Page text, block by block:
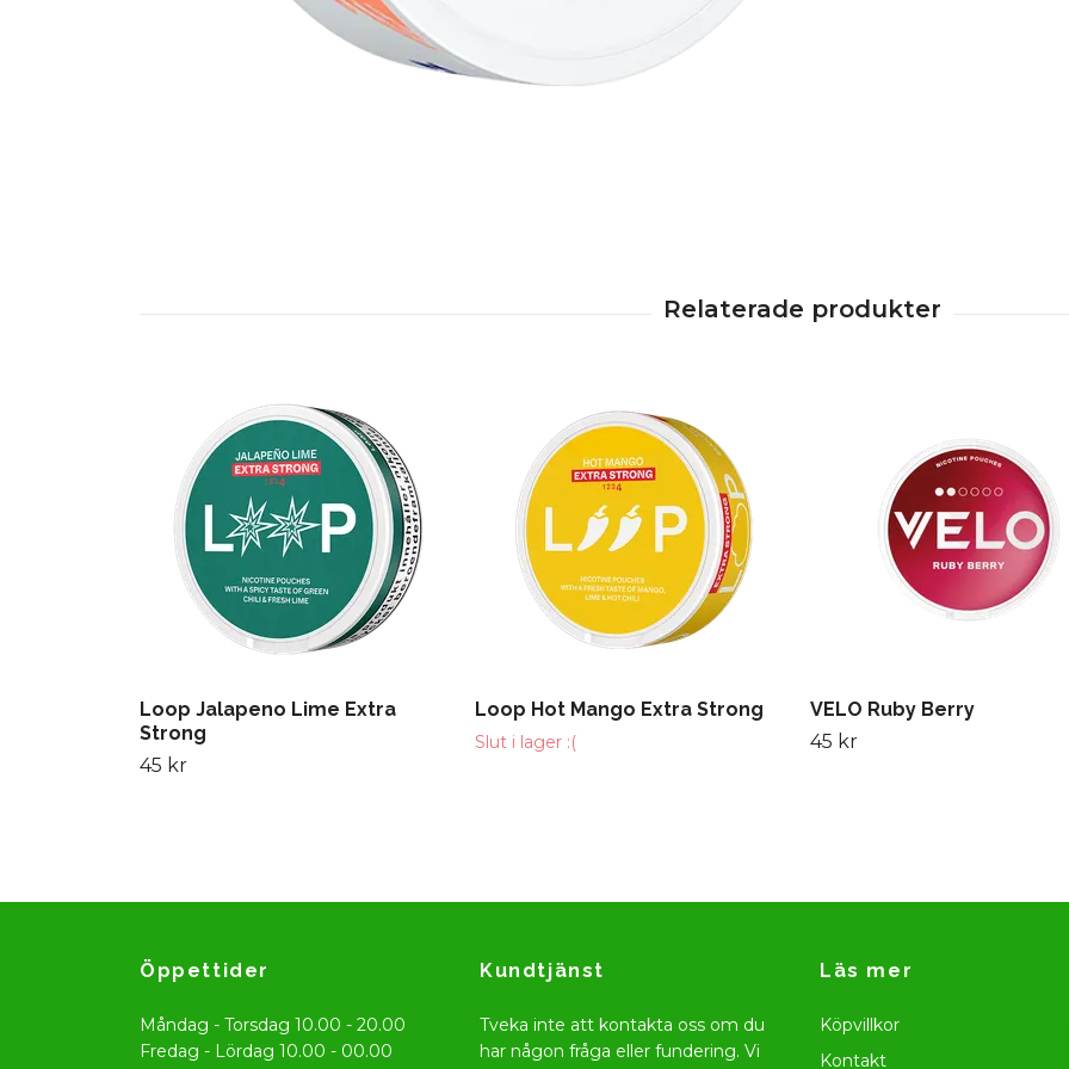
Loop Jalapeno Lime Extra
Strong
45 kr
Loop Hot Mango Extra Strong
Slut i lager :(
VELO Ruby Berry
45 kr
Öppettider
Måndag - Torsdag 10.00 - 20.00
Fredag - Lördag 10.00 - 00.00
Kundtjänst
Tveka inte att kontakta oss om du
har någon fråga eller fundering. Vi
Läs mer
Köpvillkor
Kontakt